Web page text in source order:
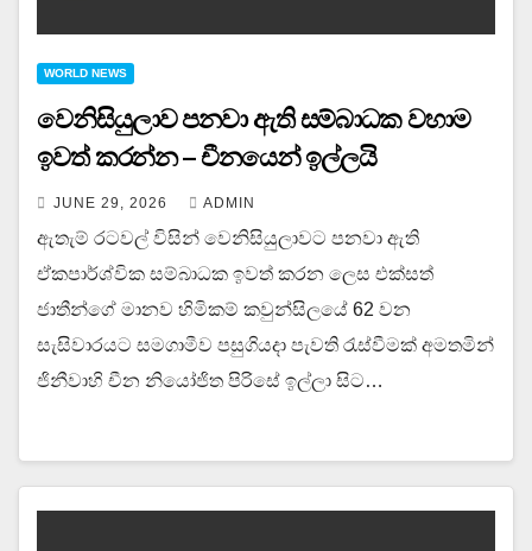
WORLD NEWS
වෙනිසියුලාව පනවා ඇති සම්බාධක වහාම
ඉවත් කරන්න – චීනයෙන් ඉල්ලයි
JUNE 29, 2026 ADMIN
ඇතැම් රටවල් විසින් වෙනිසියුලාවට පනවා ඇති
ඒකපාර්ශ්වික සම්බාධක ඉවත් කරන ලෙස එක්සත්
ජාතීන්ගේ මානව හිමිකම් කවුන්සිලයේ 62 වන
සැසිවාරයට සමගාමීව පසුගියදා පැවති රැස්වීමක් අමතමින්
ජිනීවාහි චීන නියෝජිත පිරිසේ ඉල්ලා සිට…